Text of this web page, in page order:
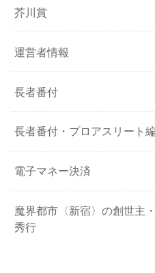
芥川賞
運営者情報
長者番付
長者番付・プロアスリート編
電子マネー決済
魔界都市〈新宿〉の創世主
秀行